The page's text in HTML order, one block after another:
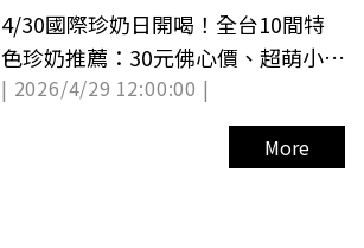
4/30國際珍奶日開喝！全台10間特
色珍奶推薦：30元佛心價、超萌小熊
奶茶
| 2026/4/29 12:00:00 |
More